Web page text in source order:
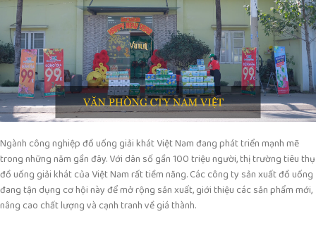
Ngành công nghiệp đồ uống giải khát Việt Nam đang phát triển mạnh mẽ
trong những năm gần đây. Với dân số gần 100 triệu người, thị trường tiêu thụ
đồ uống giải khát của Việt Nam rất tiềm năng. Các công ty sản xuất đồ uống
đang tận dụng cơ hội này để mở rộng sản xuất, giới thiệu các sản phẩm mới,
nâng cao chất lượng và cạnh tranh về giá thành.